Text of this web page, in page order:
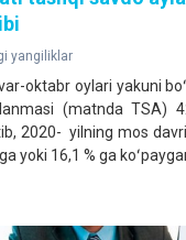
yangiliklar
oktabr oylari yakuni
(matnda TSA)
2020- yilning mos
yoki 16,1 % ga